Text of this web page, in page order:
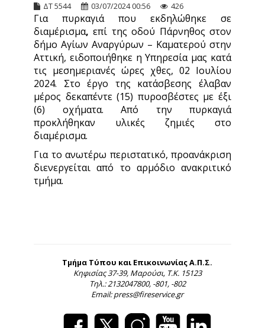
ΔΤ 5544 03/07/2024 00:56 426
Για πυρκαγιά που εκδηλώθηκε σε
διαμέρισμα, επί της οδού Πάρνηθος στον
δήμο Αγίων Αναργύρων – Καματερού στην
Αττική, ειδοποιήθηκε η Υπηρεσία μας κατά
τις μεσημεριανές ώρες χθες, 02 Ιουλίου
2024. Στο έργο της κατάσβεσης έλαβαν
μέρος δεκαπέντε (15) πυροσβέστες με έξι
(6) οχήματα. Από την πυρκαγιά
προκλήθηκαν υλικές ζημιές στο
διαμέρισμα.
Για το ανωτέρω περιστατικό, προανάκριση
διενεργείται από το αρμόδιο ανακριτικό
τμήμα.
Τμήμα Τύπου και Επικοινωνίας Α.Π.Σ.
Κηφισίας 37-39, Μαρούσι, Τ.Κ. 15123
Τηλ.: 2132047800, -801, -802
Email: press@fireservice.gr